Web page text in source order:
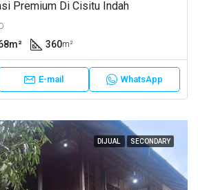
Premium Di Cisitu Indah
m² 360m²
E-mail WhatsApp
DIJUAL SECONDARY